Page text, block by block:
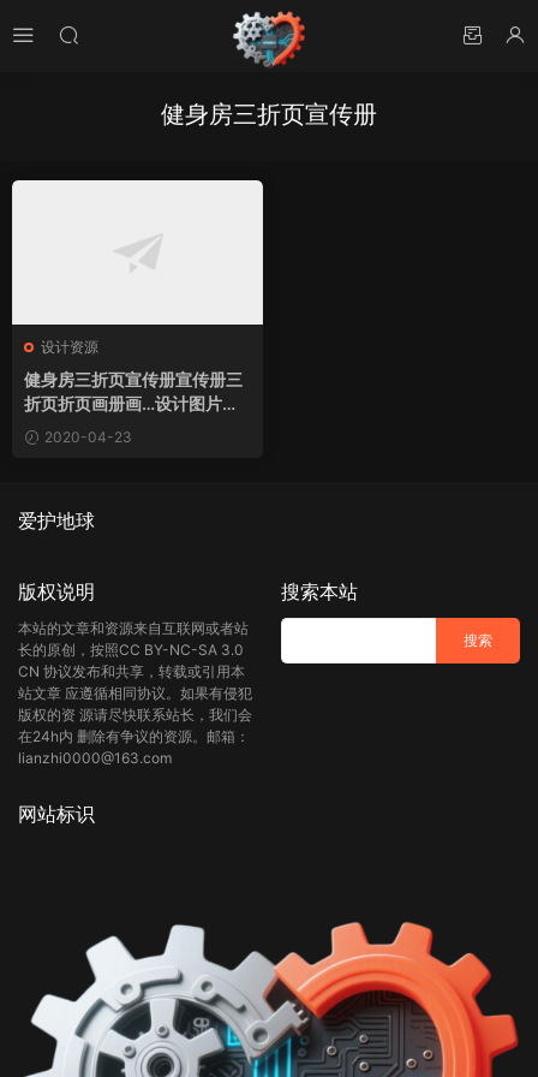
健身房三折页宣传册
设计资源
健身房三折页宣传册宣传册三
折页折页画册画…设计图片素
材下载
2020-04-23
爱护地球
版权说明
本站的文章和资源来自互联网或者站
长的原创，按照CC BY-NC-SA 3.0
CN 协议发布和共享，转载或引用本
站文章 应遵循相同协议。如果有侵犯
版权的资 源请尽快联系站长，我们会
在24h内 删除有争议的资源。邮箱：
lianzhi0000@163.com
搜索本站
网站标识